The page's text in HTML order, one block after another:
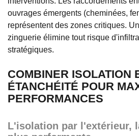
ouvrages émergents (cheminées,
représentent des zones critiques.
zinguerie élimine tout risque
stratégiques.
COMBINER ISOLATION
ÉTANCHÉITÉ POUR
PERFORMANCES
L'isolation par l'extérieur,